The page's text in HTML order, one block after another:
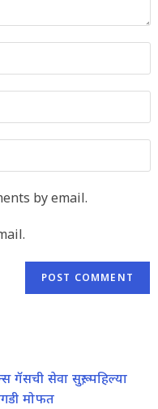
by email.
गॅसची सेवा सुरू; पहिल्या
मोफत